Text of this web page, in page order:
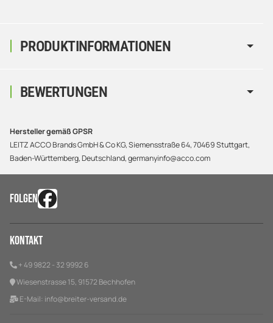
PRODUKTINFORMATIONEN
BEWERTUNGEN
Hersteller gemäß GPSR
LEITZ ACCO Brands GmbH & Co KG, Siemensstraße 64, 70469 Stuttgart,
Baden-Württemberg, Deutschland, germanyinfo@acco.com
FOLGEN
Kontakt
+ 49 9822 - 32 9992 6
Wiesenstrasse 15, 91572 Bechhofen
E-Mail: info@breiter-versand.de